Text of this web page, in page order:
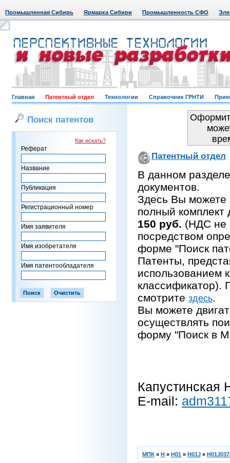
Промышленная Сибирь Ярмарка Сибири Промышленность СФО
Главная Патентный отдел Технологии Справочник ГРНТИ
Поиск патентов
Как искать?
Реферат
Название
Публикация
Регистрационный номер
Имя заявителя
Имя изобретателя
Имя патентообладателя
Патентный отдел
В данном
документов.
Здесь Вы можете
полный комплект
150 руб. (НДС не
посредством
форме "Поиск
Патенты,
использованием
классификатор).
смотрите здесь.
Вы можете
осуществлять
форму "Поиск в
Капустинская
E-mail:
МПК » H » H01 » H01J »